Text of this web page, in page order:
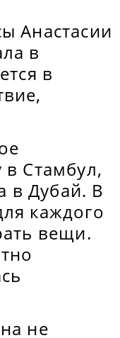
Анастасии
в
в
в Стамбул,
в Дубай. В
каждого
вещи.
не